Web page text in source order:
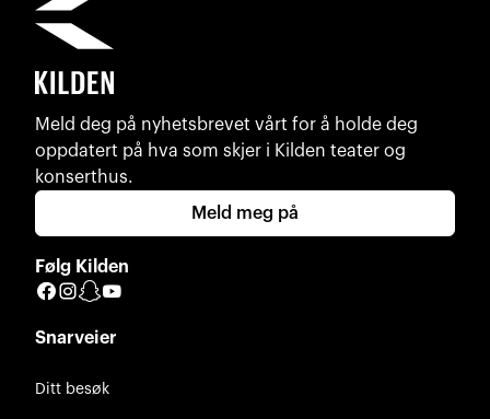
Meld deg på nyhetsbrevet vårt for å holde deg
oppdatert på hva som skjer i Kilden teater og
konserthus.
Meld meg på
Følg Kilden
Facebook
Instagram
Snapchat
Snarveier
Ditt besøk